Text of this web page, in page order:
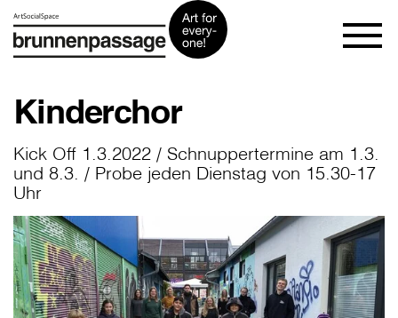
Kinderchor
Kick Off 1.3.2022 / Schnuppertermine am 1.3.
und 8.3. / Probe jeden Dienstag von 15.30-17
Uhr